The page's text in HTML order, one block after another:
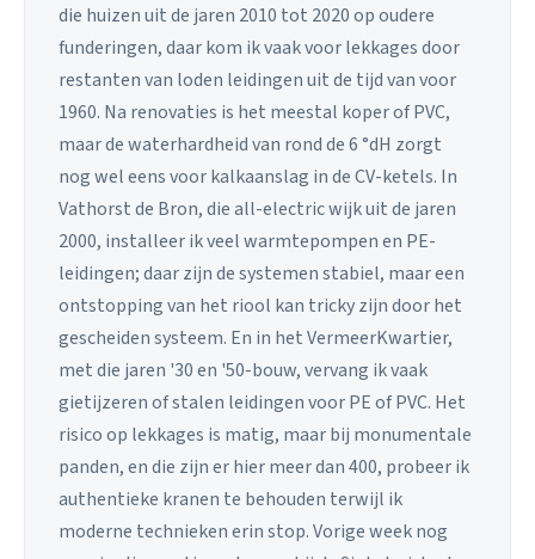
die huizen uit de jaren 2010 tot 2020 op oudere
funderingen, daar kom ik vaak voor lekkages door
restanten van loden leidingen uit de tijd van voor
1960. Na renovaties is het meestal koper of PVC,
maar de waterhardheid van rond de 6 °dH zorgt
nog wel eens voor kalkaanslag in de CV-ketels. In
Vathorst de Bron, die all-electric wijk uit de jaren
2000, installeer ik veel warmtepompen en PE-
leidingen; daar zijn de systemen stabiel, maar een
ontstopping van het riool kan tricky zijn door het
gescheiden systeem. En in het VermeerKwartier,
met die jaren '30 en '50-bouw, vervang ik vaak
gietijzeren of stalen leidingen voor PE of PVC. Het
risico op lekkages is matig, maar bij monumentale
panden, en die zijn er hier meer dan 400, probeer ik
authentieke kranen te behouden terwijl ik
moderne technieken erin stop. Vorige week nog